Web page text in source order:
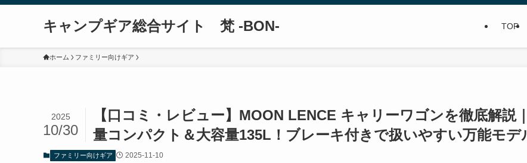
キャンプギア総合サイト 梵 -BON- TOP
ホーム ファミリー向けギア
【口コミ・レビュー】MOON LENCE キャリーワゴンを徹底解説
量コンパクト＆大容量135L！ブレーキ付きで扱いやすい万能モデ
2025
10/30
ファミリー向けギア 2025-11-10